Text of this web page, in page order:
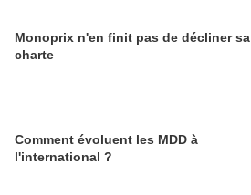
Monoprix n'en finit pas de décliner sa
charte
Comment évoluent les MDD à
l'international ?